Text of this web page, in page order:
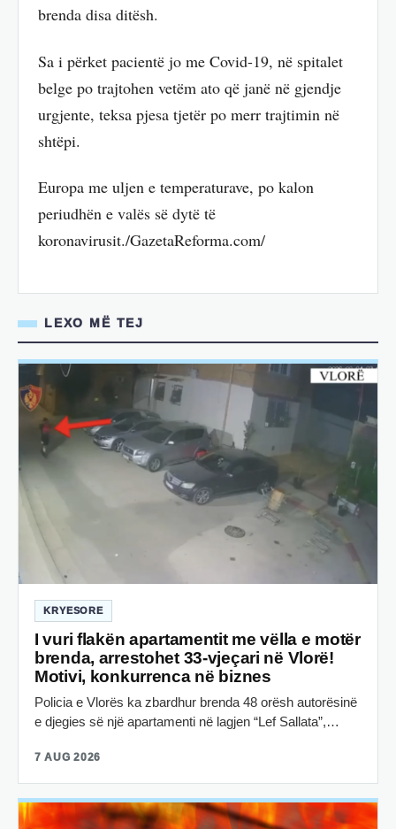
brenda disa ditësh.
Sa i përket pacientë jo me Covid-19, në spitalet
belge po trajtohen vetëm ato që janë në gjendje
urgjente, teksa pjesa tjetër po merr trajtimin në
shtëpi.
Europa me uljen e temperaturave, po kalon
periudhën e valës së dytë të
koronavirusit./GazetaReforma.com/
LEXO MË TEJ
KRYESORE
I vuri flakën apartamentit me vëlla e motër
brenda, arrestohet 33-vjeçari në Vlorë!
Motivi, konkurrenca në biznes
Policia e Vlorës ka zbardhur brenda 48 orësh autorësinë
e djegies së një apartamenti në lagjen “Lef Sallata”,…
7 AUG 2026